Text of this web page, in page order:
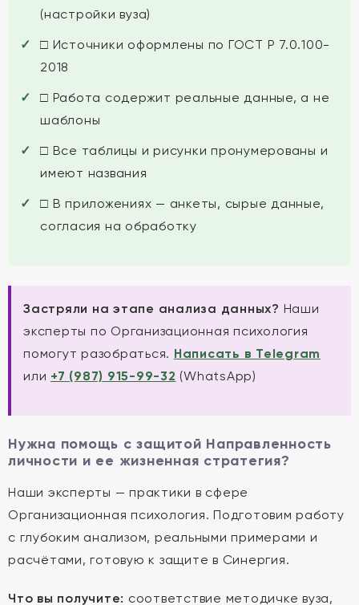
(настройки вуза)
□ Источники оформлены по ГОСТ Р 7.0.100-
2018
□ Работа содержит реальные данные, а не
шаблоны
□ Все таблицы и рисунки пронумерованы и
имеют названия
□ В приложениях — анкеты, сырые данные,
согласия на обработку
Застряли на этапе анализа данных? Наши
эксперты по Организационная психология
помогут разобраться. Написать в Telegram
или +7 (987) 915-99-32 (WhatsApp)
Нужна помощь с защитой Направленность
личности и ее жизненная стратегия?
Наши эксперты — практики в сфере
Организационная психология. Подготовим работу
с глубоким анализом, реальными примерами и
расчётами, готовую к защите в Синергия.
Что вы получите: соответствие методичке вуза,